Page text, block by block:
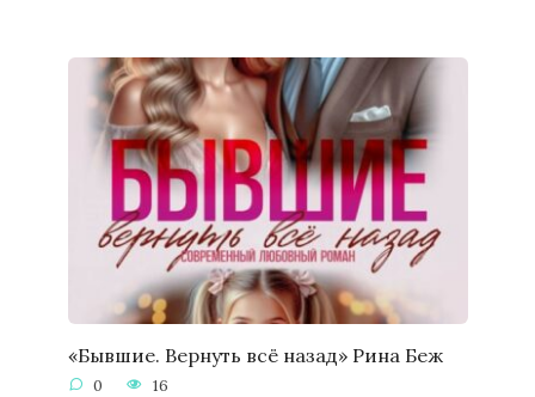
«Бывшие. Вернуть всё назад» Рина Беж
0 16